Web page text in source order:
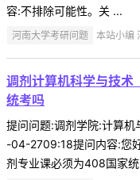
容:不排除可能性。关 ...
河南大学考研问题 本站小编
调剂计算机科学与技
统考吗
提问问题:调剂学院:计算
-04-2709:18提问内容:您
剂专业课必须为408国家